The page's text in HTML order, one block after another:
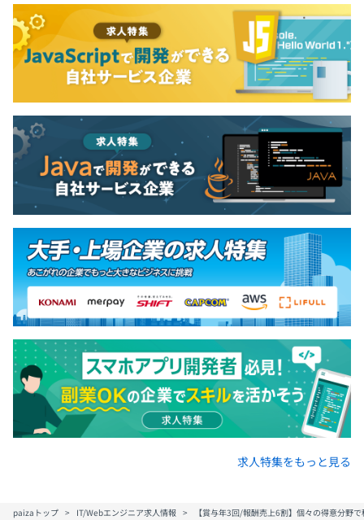
平均3名～20名で開発をおこなっております。
1プロジェクトの単位期間はおよそ12カ月くらいです。
契約更新の判断基準
本人の能力、業務量、業務成績、勤務態度、会社の契約状
況により判断
契約更新の上限
更新5回まで
6カ月（試用期間中は有期雇用契約社員としての雇用）
正社員からの雇用は開始する予定はなく、契約社員からの
スタートとなります。
半年の試用期間後、面談等を通じて特に問題がなければ正
社員雇用となります。
（正社員と給料面の待遇は変わりません）
求人特集をもっと見る
paizaトップ IT/Webエンジニア求人情報 【賞与年3回/報酬売上6割】個々の得意分野